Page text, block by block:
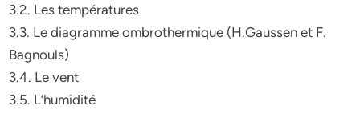
3.2. Les températures
3.3. Le diagramme ombrothermique (H.Gaussen et F.
Bagnouls)
3.4. Le vent
3.5. L’humidité